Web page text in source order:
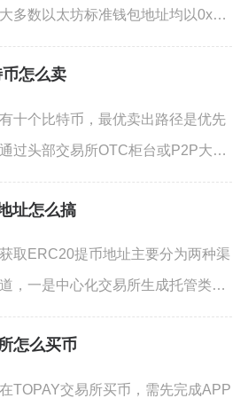
大多数以太坊标准钱包地址均以0x开
头，这是以太坊地址体系最
怎么卖
有十个比特币，最优卖出路径是优先
通过头部交易所OTC柜台或P2P大宗
交易，其次是币币交易后
址怎么搞
获取ERC20提币地址主要分为两种渠
道，一是中心化交易所生成托管类收
款地址，二是非托管钱包
怎么买币
在TOPAY交易所买币，需先完成APP